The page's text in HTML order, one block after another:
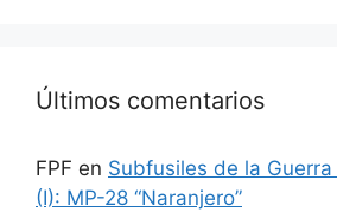
Últimos comentarios
FPF en Subfusiles de la
(I): MP-28 “Naranjero”